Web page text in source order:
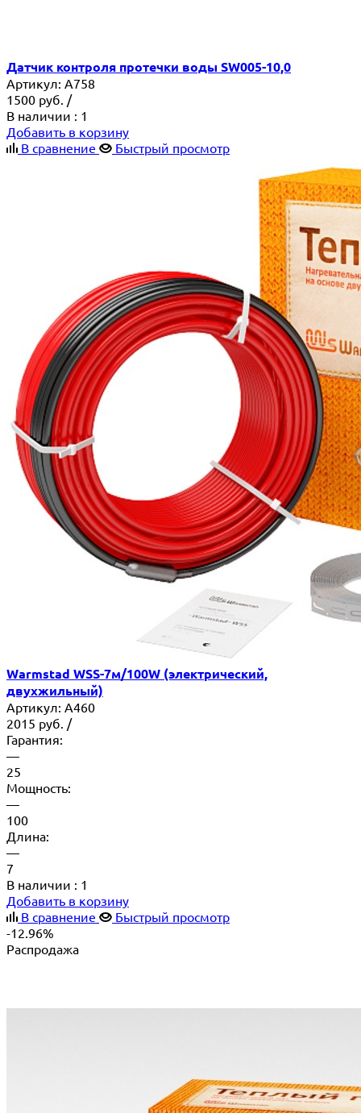
Датчик контроля протечки воды SW005-10,0
Артикул: A758
1500 руб. /
В наличии : 1
Добавить в корзину
В сравнение
Быстрый просмотр
Warmstad WSS-7м/100W (электрический,
двухжильный)
Артикул: A460
2015 руб. /
Гарантия:
—
25
Мощность:
—
100
Длина:
—
7
В наличии : 1
Добавить в корзину
В сравнение
Быстрый просмотр
-12.96%
Распродажа